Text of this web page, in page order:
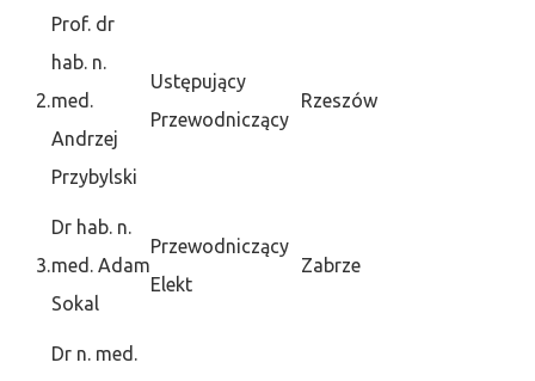
2.
Prof. dr
hab. n.
med.
Andrzej
Przybylski
Ustępujący
Przewodniczący
Rzeszów
3.
Dr hab. n.
med. Adam
Sokal
Przewodniczący
Elekt
Zabrze
Dr n. med.